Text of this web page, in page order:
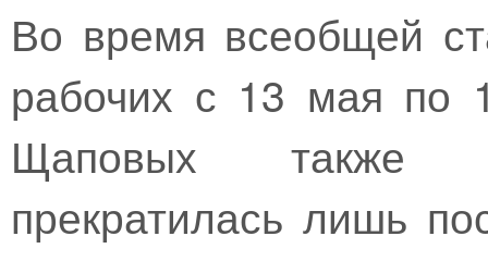
Во время всеобщей
рабочих с 13 мая по
Щаповых также
прекратилась лишь